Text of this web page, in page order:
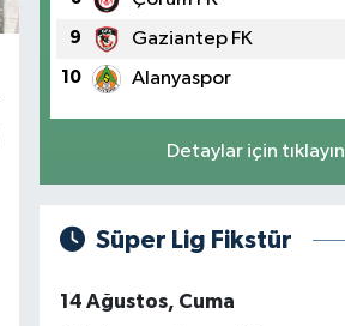
9 Gaziantep FK
10 Alanyaspor
Detaylar için tıklayın
Süper Lig Fikstür
14 Ağustos, Cuma